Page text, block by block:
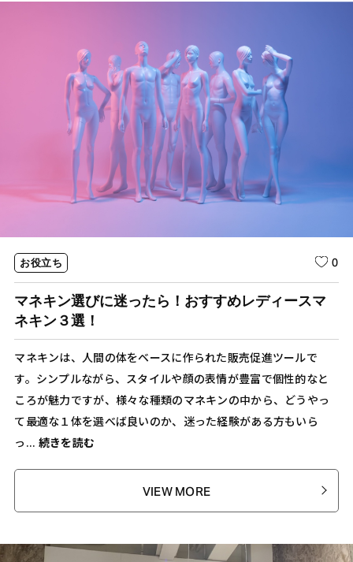
お役立ち 0
マネキン選びに迷ったら！おすすめレディースマ
ネキン３選！
マネキンは、人間の体をベースに作られた販売促進ツールで
す。シンプルながら、スタイルや顔の表情が豊富で個性的なと
ころが魅力ですが、様々な種類のマネキンの中から、どうやっ
て最適な１体を選べば良いのか、迷った経験がある方もいら
っ... 続きを読む
VIEW MORE